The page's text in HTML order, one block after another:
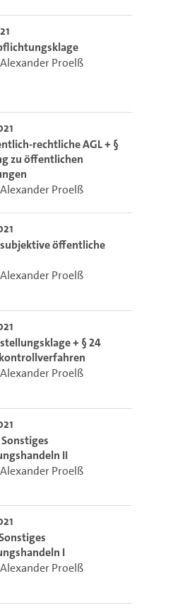
Videos.
Proelß
rechtliche AGL + §
zu öffentlichen
Proelß
subjektive öffentliche
Proelß
+ § 24
Proelß
Sonstiges
II
Proelß
I
Proelß